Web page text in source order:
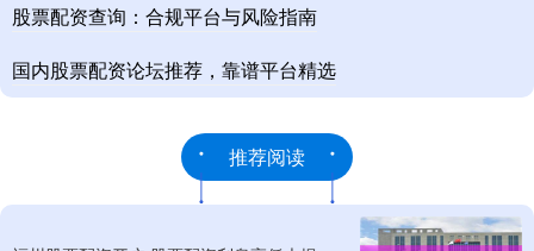
股票配资查询：合规平台与风险指南
国内股票配资论坛推荐，靠谱平台精选
推荐阅读